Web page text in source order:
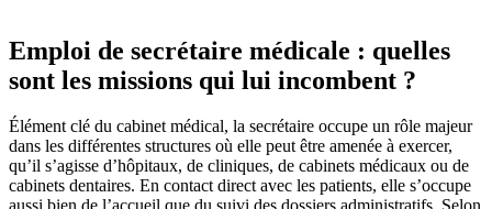
Emploi de secrétaire médicale : quelles
sont les missions qui lui incombent ?
Élément clé du cabinet médical, la secrétaire occupe un rôle majeur
dans les différentes structures où elle peut être amenée à exercer,
qu’il s’agisse d’hôpitaux, de cliniques, de cabinets médicaux ou de
cabinets dentaires. En contact direct avec les patients, elle s’occupe